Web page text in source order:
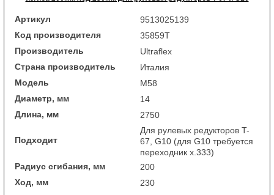
Артикул
9513025139
Код производителя
35859T
Производитель
Ultraflex
Страна производитель
Италия
Модель
M58
Диаметр, мм
14
Длина, мм
2750
Подходит
Для рулевых редукторов T-
67, G10 (для G10 требуется
переходник x.333)
Радиус сгибания, мм
200
Ход, мм
230